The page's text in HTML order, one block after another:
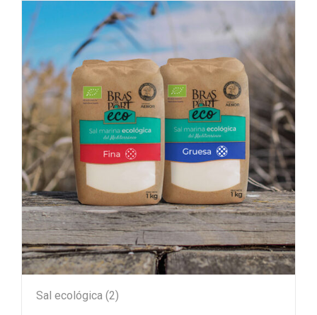
Sal ecológica (2)